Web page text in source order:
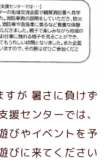
すが 暑さに負けず
センターでは、
びやイベントを予
びに来てください